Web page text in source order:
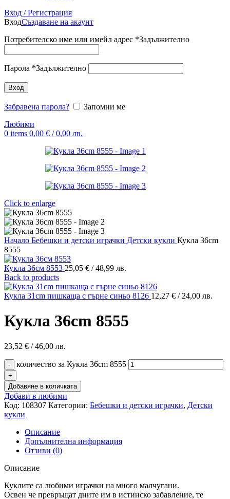
Вход / Регистрация
ВходСъздаване на акаунт
Потребителско име или имейл адрес *Задължително
Парола *Задължително
Вход
Забравена парола?
Запомни ме
Любими
0 items 0,00 € / 0,00 лв.
Click to enlarge
Начало Бебешки и детски играчки Детски кукли Кукла 36cm
8555
Кукла 36см 8553 25,05 € / 48,99 лв.
Back to products
Кукла 31cm пишкаща с гърне синьо 8126 12,27 € / 24,00 лв.
Кукла 36cm 8555
23,52 € / 46,00 лв.
количество за Кукла 36cm 8555
Добавяне в количката
Добави в любими
Код: 108307 Категории: Бебешки и детски играчки, Детски
кукли
Описание
Допълнителна информация
Отзиви (0)
Описание
Куклите са любими играчки на много малчугани.
Освен че превръщат дните им в истинско забавление, те